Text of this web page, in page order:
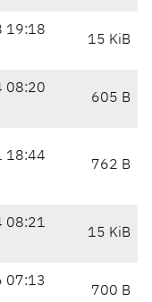
19:18
15 KiB
08:20
605 B
18:44
762 B
08:21
15 KiB
07:13
700 B